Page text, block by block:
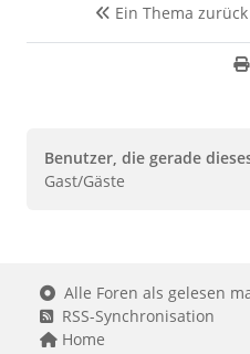
Ein Thema zurück
Benutzer, die gerade
Gast/Gäste
Alle Foren als gelesen
RSS-Synchronisation
Home